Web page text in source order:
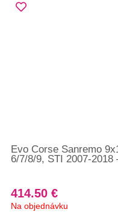
Evo Corse Sanremo
6/7/8/9, STI 2007-2018
414.50 €
Na objednávku